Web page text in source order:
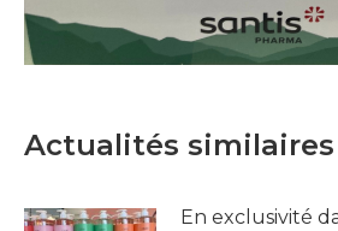
Actualités similaires
En exclusivité